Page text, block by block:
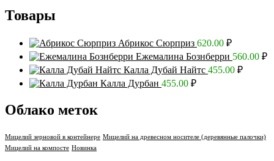
Товары
Абрикос Сюрприз 620.00 ₽
Ежемалина Бознберри 560.00 ₽
Калла Дубай Найтс 455.00 ₽
Калла Дурбан 455.00 ₽
Облако меток
Мицелий зерновой в контейнере Мицелий на древесном носителе (деревянные палочки)
Мицелий на компосте Новинка